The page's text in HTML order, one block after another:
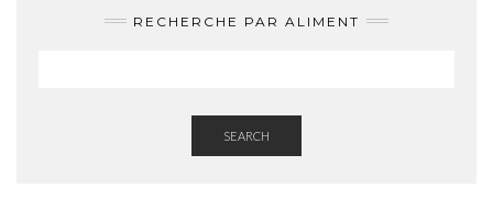
RECHERCHE PAR ALIMENT
SEARCH